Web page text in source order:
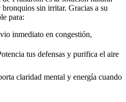
sin irritar. Gracias a su
para:
inmediato en congestión,
tus defensas y purifica el aire
claridad mental y energía cuando